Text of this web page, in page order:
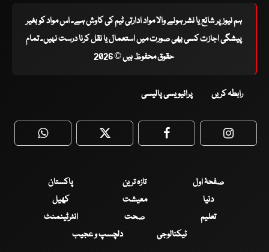
ہم نیوز پر شائع یا نشر ہونے والا مواد ادارتی ٹیم کی کاوش ہے۔ اس مواد کو بغیر
پیشگی اجازت کسی بھی صورت میں استعمال یا نقل کرنا درست نہیں۔ تمام
حقوق محفوظ ہیں © 2026
رابطہ کریں پرائیویسی پالیسی
WhatsApp Twitter Facebook
صفحۂ اول تازہ ترین
پاکستان
دنیا
معیشت
کھیل
تعلیم
صحت
انٹرٹینمنٹ
ٹیکنالوجی
دلچسپ و عجیب